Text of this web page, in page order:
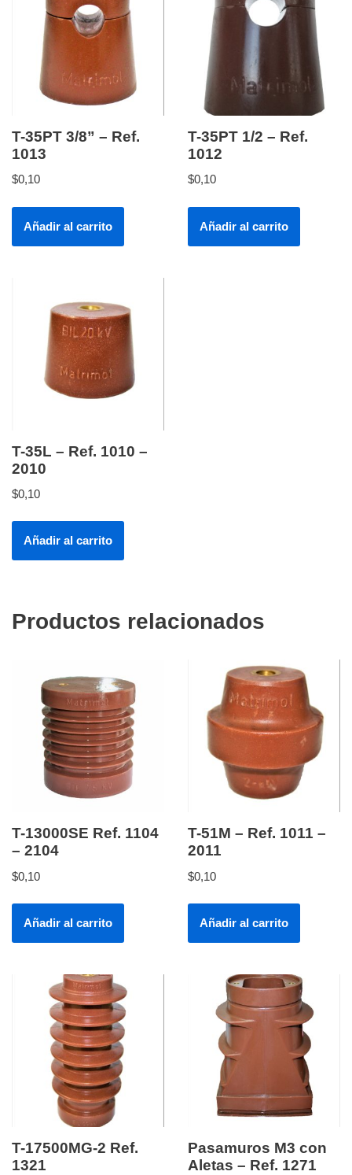
T-35PT 3/8” – Ref.
1013
$0,10
Añadir al carrito
T-35PT 1/2 – Ref.
1012
$0,10
Añadir al carrito
T-35L – Ref. 1010 –
2010
$0,10
Añadir al carrito
Productos relacionados
T-13000SE Ref. 1104
– 2104
$0,10
Añadir al carrito
T-51M – Ref. 1011 –
2011
$0,10
Añadir al carrito
T-17500MG-2 Ref.
1321
Pasamuros M3 con
Aletas – Ref. 1271